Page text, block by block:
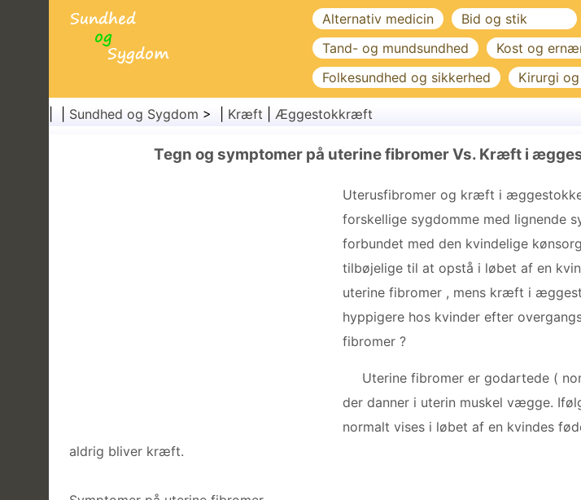
Alternativ medicin Bid og stik
Tand- og mundsundhed
Kost og
Folkesundhed og sikkerhed
Kirurgi
Sundhed og Sygdom > | Kræft Æggestokkræft
Tegn og symptomer på uterine fibromer Vs. Kræft i
Uterusfibromer og kræft i
forskellige sygdomme med lignende
forbundet med den kvindelige
tilbøjelige til at opstå i løbet af en
uterine fibromer , mens kræft i
hyppigere hos kvinder efter
fibromer ?
Uterine fibromer er godartede (
der danner i uterin muskel vægge.
normalt vises i løbet af en kvindes
aldrig bliver kræft.